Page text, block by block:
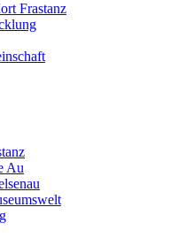
Frastanz
Au